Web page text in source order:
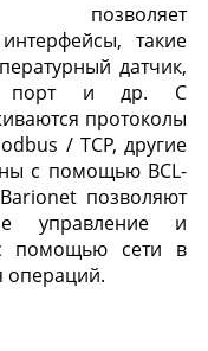
позволяет
такие
датчик,
порт и др. С
протоколы
/ TCP, другие
с помощью BCL-
позволяют
управление и
помощью сети в
операций.